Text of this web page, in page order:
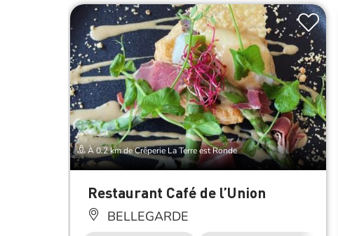
À 0.2 km de Crêperie La Terre est Ronde
Restaurant Café de l’Union
BELLEGARDE